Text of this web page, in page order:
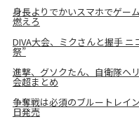
身長よりでかいスマホでゲー
燃えろ
DIVA大会、ミクさんと握手
祭”
進撃、グソクたん、自衛隊ヘ
会超まとめ
争奪戦は必須のブルートレイ
日発売